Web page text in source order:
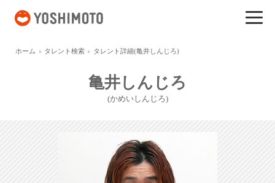
ホーム タレント検索 タレント詳細(亀井しんじろ)
亀井しんじろ
(かめいしんじろ)